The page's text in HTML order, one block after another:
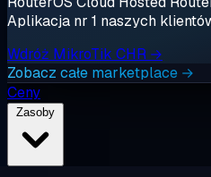
Aplikacja nr 1 naszych
Wdróż MikroTik CHR →
Zobacz całe marketplace →
Ceny